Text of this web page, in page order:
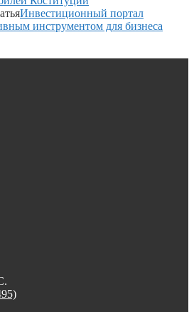
Инвестиционный портал
инструментом для бизнеса